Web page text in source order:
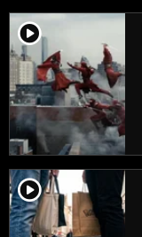
player2
player2